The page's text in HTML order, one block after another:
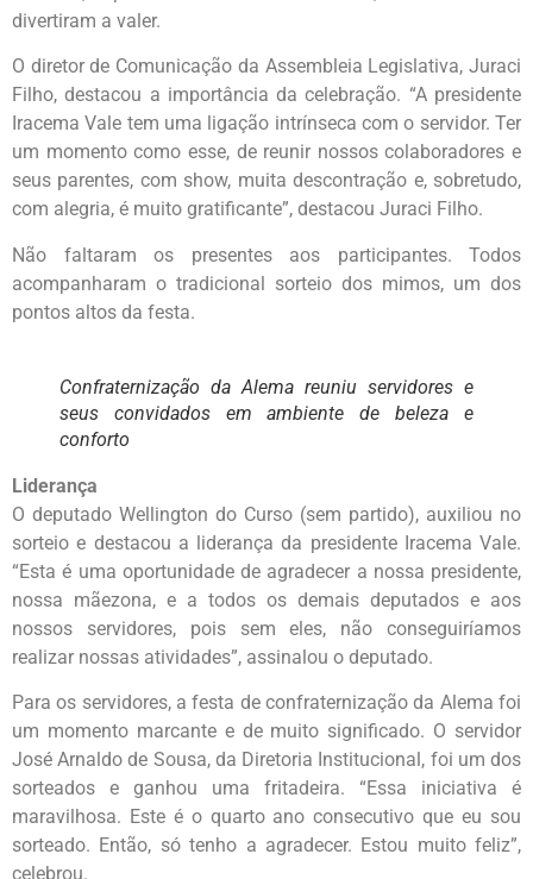
divertiram a valer.
O diretor de Comunicação da Assembleia Legislativa, Juraci
Filho, destacou a importância da celebração. “A presidente
Iracema Vale tem uma ligação intrínseca com o servidor. Ter
um momento como esse, de reunir nossos colaboradores e
seus parentes, com show, muita descontração e, sobretudo,
com alegria, é muito gratificante”, destacou Juraci Filho.
Não faltaram os presentes aos participantes. Todos
acompanharam o tradicional sorteio dos mimos, um dos
pontos altos da festa.
Confraternização da Alema reuniu servidores e
seus convidados em ambiente de beleza e
conforto
Liderança
O deputado Wellington do Curso (sem partido), auxiliou no
sorteio e destacou a liderança da presidente Iracema Vale.
“Esta é uma oportunidade de agradecer a nossa presidente,
nossa mãezona, e a todos os demais deputados e aos
nossos servidores, pois sem eles, não conseguiríamos
realizar nossas atividades”, assinalou o deputado.
Para os servidores, a festa de confraternização da Alema foi
um momento marcante e de muito significado. O servidor
José Arnaldo de Sousa, da Diretoria Institucional, foi um dos
sorteados e ganhou uma fritadeira. “Essa iniciativa é
maravilhosa. Este é o quarto ano consecutivo que eu sou
sorteado. Então, só tenho a agradecer. Estou muito feliz”,
celebrou.